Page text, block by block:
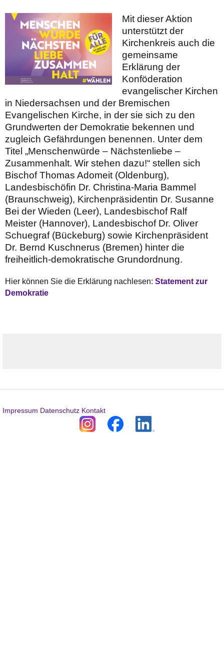
Mit dieser Aktion
unterstützt der
Kirchenkreis auch die
gemeinsame
Erklärung der
Konföderation
evangelischer Kirchen
in Niedersachsen und der Bremischen
Evangelischen Kirche, in der sie sich zu den
Grundwerten der Demokratie bekennen und
zugleich Gefährdungen benennen. Unter dem
Titel „Menschenwürde – Nächstenliebe –
Zusammenhalt. Wir stehen dazu!“ stellen sich
Bischof Thomas Adomeit (Oldenburg),
Landesbischöfin Dr. Christina-Maria Bammel
(Braunschweig), Kirchenpräsidentin Dr. Susanne
Bei der Wieden (Leer), Landesbischof Ralf
Meister (Hannover), Landesbischof Dr. Oliver
Schuegraf (Bückeburg) sowie Kirchenpräsident
Dr. Bernd Kuschnerus (Bremen) hinter die
freiheitlich-demokratische Grundordnung.
Hier können Sie die Erklärung nachlesen: Statement zur
Demokratie
Impressum Datenschutz Kontakt